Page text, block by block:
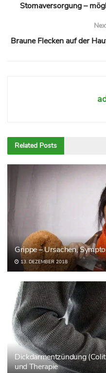
Stomaversorgung –
Braune Flecken auf der
Related Posts
Grippe – Ursachen,
13. DEZEMBER 2018
Dickdarmentzündung
und Therapie